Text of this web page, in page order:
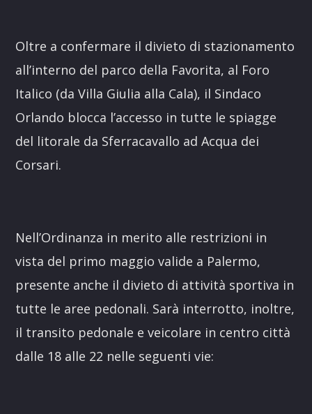
Oltre a confermare il divieto di stazionamento
all’interno del parco della Favorita, al Foro
Italico (da Villa Giulia alla Cala), il Sindaco
Orlando blocca l’accesso in tutte le spiagge
del litorale da Sferracavallo ad Acqua dei
Corsari.
Nell’Ordinanza in merito alle restrizioni in
vista del primo maggio valide a Palermo,
presente anche il divieto di attività sportiva in
tutte le aree pedonali. Sarà interrotto, inoltre,
il transito pedonale e veicolare in centro città
dalle 18 alle 22 nelle seguenti vie: